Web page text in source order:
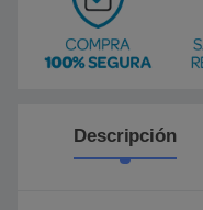
Descripción